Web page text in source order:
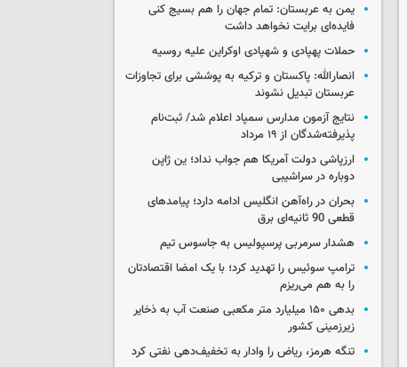
یمن به عربستان: تمام جهان را هم بسیج کنی
فایده‌ای برایت نخواهد داشت
حملات پهپادی و شهپادی اوکراین علیه روسیه
انصارالله: پاکستان و ترکیه به پوششی برای تجاوزات
عربستان تبدیل نشوند
نتایج آزمون مدارس سمپاد اعلام شد/ ثبت‌نام
پذیرفته‌شدگان از ۱۹ مرداد
ارزپاشی دولت آمریکا هم جواب نداد؛ ین ژاپن
دوباره در سراشیبی
بحران در راه‌آهن انگلیس ادامه دارد؛ پیامدهای
قطعی 90 ثانیه‌ای برق
هشدار سرمربی پرسپولیس به جاسوس تیم
ترامپ سوئیس را تهدید کرد؛ با یک امضا اقتصادتان
را به هم می‌ریزم
بدهی ۱۵۰ میلیارد متر مکعبی صنعت آب به ذخایر
زیرزمینی کشور
تنگه هرمز، ریاض را وادار به تخفیف‌دهی نفتی کرد